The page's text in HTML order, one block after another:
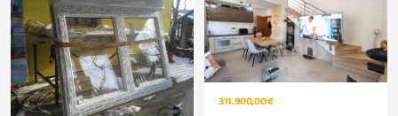
311.900,00 €